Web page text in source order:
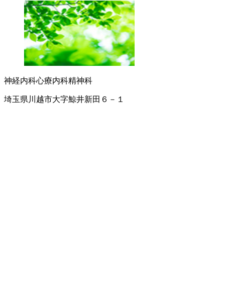
神経内科心療内科精神科
埼玉県川越市大字鯨井新田６－１